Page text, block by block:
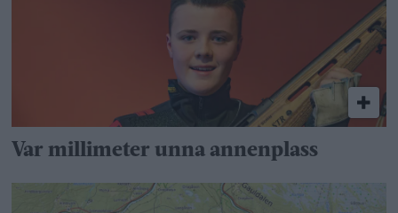
Var millimeter unna annenplass